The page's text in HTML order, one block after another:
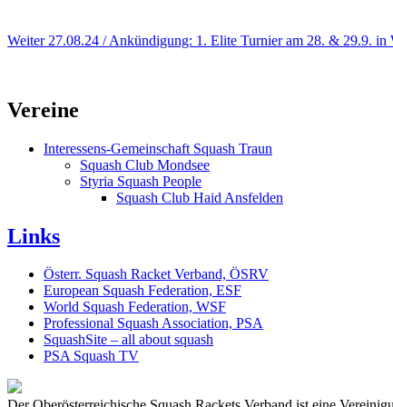
Weiter 27.08.24 / Ankündigung: 1. Elite Turnier am 28. & 29.9. in
Vereine
Interessens-Gemeinschaft Squash Traun
Squash Club Mondsee
Styria Squash People
Squash Club Haid Ansfelden
Links
Österr. Squash Racket Verband, ÖSRV
European Squash Federation, ESF
World Squash Federation, WSF
Professional Squash Association, PSA
SquashSite – all about squash
PSA Squash TV